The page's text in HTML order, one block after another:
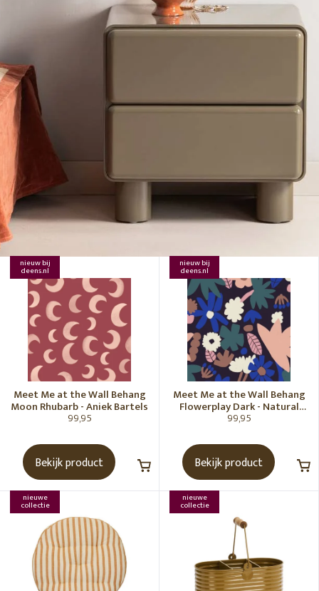
nieuw bij
deens.nl
Meet Me at the Wall Behang
Moon Rhubarb - Aniek Bartels
99,95
Bekijk product
nieuw bij
deens.nl
Meet Me at the Wall Behang
Flowerplay Dark - Natural
Noord
99,95
Bekijk product
nieuwe
collectie
nieuwe
collectie